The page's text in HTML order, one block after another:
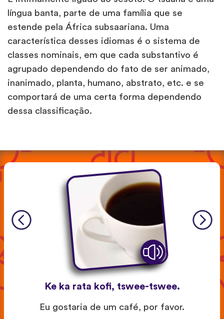
língua banta, parte de uma família que se
estende pela África subsaariana. Uma
característica desses idiomas é o sistema de
classes nominais, em que cada substantivo é
agrupado dependendo do fato de ser animado,
inanimado, planta, humano, abstrato, etc. e se
comportará de uma certa forma dependendo
dessa classificação.
Ke ka rata kofi, tswee-tswee.
Eu gostaria de um café, por favor.